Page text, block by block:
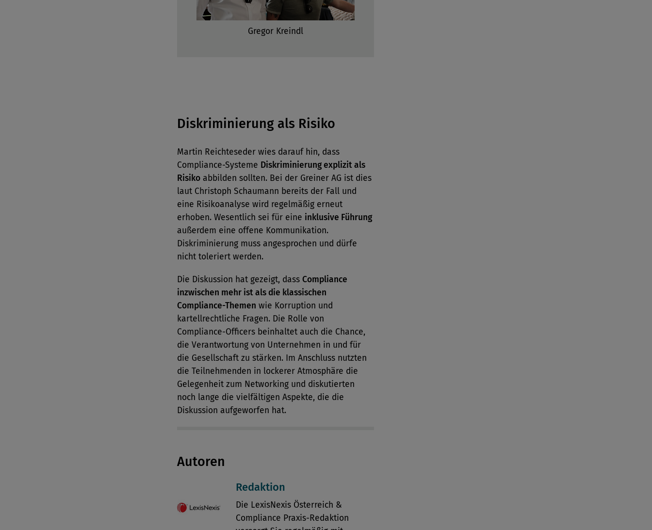
Gregor Kreindl
Diskriminierung als Risiko
Martin Reichteseder wies darauf hin, dass
Compliance-Systeme Diskriminierung explizit als
Risiko abbilden sollten. Bei der Greiner AG ist dies
laut Christoph Schaumann bereits der Fall und
eine Risikoanalyse wird regelmäßig erneut
erhoben. Wesentlich sei für eine inklusive Führung
außerdem eine offene Kommunikation.
Diskriminierung muss angesprochen und dürfe
nicht toleriert werden.
Die Diskussion hat gezeigt, dass Compliance
inzwischen mehr ist als die klassischen
Compliance-Themen wie Korruption und
kartellrechtliche Fragen. Die Rolle von
Compliance-Officers beinhaltet auch die Chance,
die Verantwortung von Unternehmen in und für
die Gesellschaft zu stärken. Im Anschluss nutzten
die Teilnehmenden in lockerer Atmosphäre die
Gelegenheit zum Networking und diskutierten
noch lange die vielfältigen Aspekte, die die
Diskussion aufgeworfen hat.
Autoren
Redaktion
Die LexisNexis Österreich &
Compliance Praxis-Redaktion